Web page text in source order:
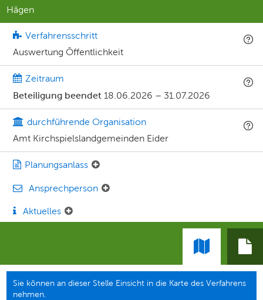
Hägen
Verfahrensschritt
Auswertung Öffentlichkeit
Zeitraum
Beteiligung beendet 18.06.2026 – 31.07.2026
durchführende Organisation
Amt Kirchspielslandgemeinden Eider
Planungsanlass
Ansprechperson
Aktuelles
Sie können an dieser Stelle Einsicht in die Karte des Verfahrens
nehmen.